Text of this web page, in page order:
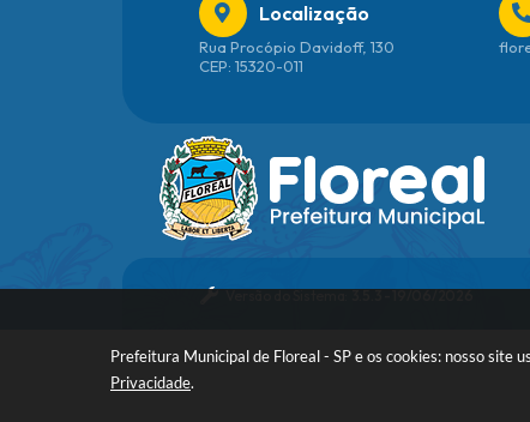
Prefeitura Municipal de Floreal - SP e os cookies: nosso site
Privacidade.
Localização
Rua Procópio Davidoff, 130
CEP: 15320-011
Versão do Sistema:3.5.3 - 19/06/2026